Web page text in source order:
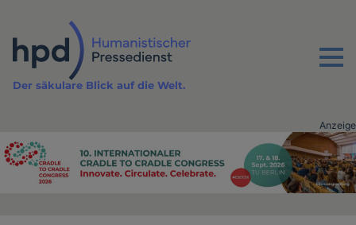
Inhalt
Menu
Der säkulare Blick auf die Welt.
Advertising
Anzeige